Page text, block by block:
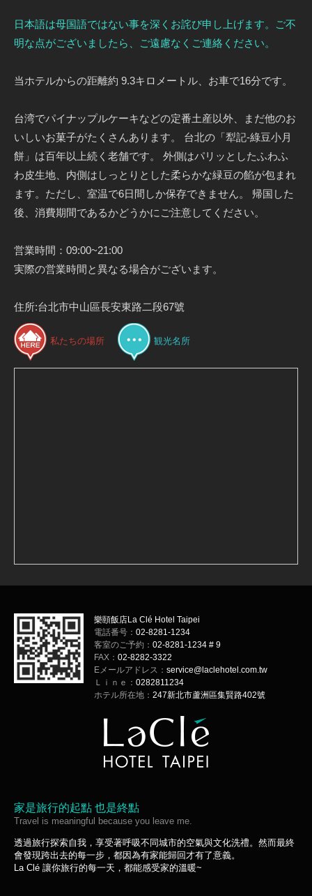
日本語は母国語ではない事を深くお詫び申し上げます。ご不
明な点がございましたら、ご遠慮なくご連絡ください。
当ホテルからの距離約 9.3キロメートル、お車で16分です。
台湾でパイナップルケーキなどの定番土産以外、まだ他のお
いしいお菓子がたくさんあります。 台北の「犁記-綠豆小月
餅」は百年以上続く老舗です。 外側はパリッとしたふわふ
わ皮生地、内側はしっとりとした柔らかな緑豆の餡が包まれ
ます。ただし、室温で6日間しか保存できません。 帰国した
後、消費期間であるかどうかにご注意してください。
営業時間：09:00~21:00
実際の営業時間と異なる場合がございます。
住所:台北市中山區長安東路二段67號
私たちの場所 観光名所
樂頤飯店La Clé Hotel Taipei
電話番号： 02-8281-1234
客室のご予約： 02-8281-1234 # 9
FAX： 02-8282-3322
Eメールアドレス： service@laclehotel.com.tw
Ｌｉｎｅ： 0282811234
ホテル所在地： 247新北市蘆洲區集賢路402號
家是旅行的起點 也是終點
Travel is meaningful because you leave me.
透過旅行探索自我，享受著呼吸不同城市的空氣與文化洗禮。然而最終
會發現跨出去的每一步，都因為有家能歸回才有了意義。
La Clé 讓你旅行的每一天，都能感受家的溫暖~